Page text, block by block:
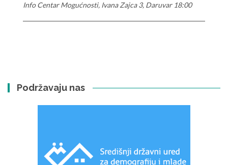
Info Centar Mogućnosti, Ivana Zajca 3, Daruvar 18:00
Podržavaju nas